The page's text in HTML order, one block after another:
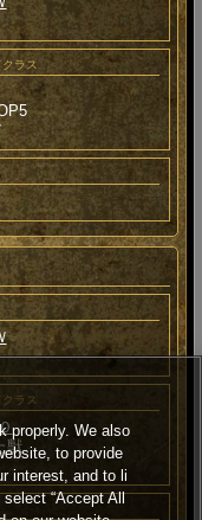
ラス
ラス
獣
properly. We also
to provide
interest, and to li
“Accept All